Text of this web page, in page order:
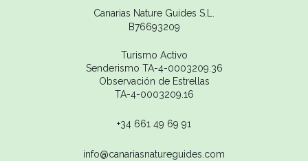
Canarias Nature Guides S.L.
B76693209
Turismo Activo
Senderismo TA-4-0003209.36
Observación de Estrellas
TA-4-0003209.16
+34 661 49 69 91
info@canariasnatureguides.com